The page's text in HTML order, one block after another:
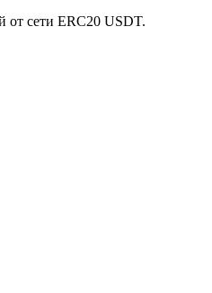
от сети ERC20 USDT.